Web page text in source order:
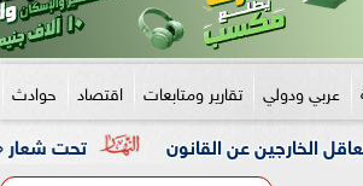
عربي ودولي تقارير ومتابعات اقتصاد حوادث
تحت شعار «خدمة بيوت عن القانون